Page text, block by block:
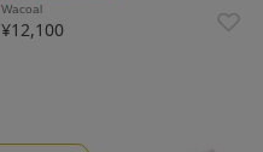
Wacoal
¥12,100